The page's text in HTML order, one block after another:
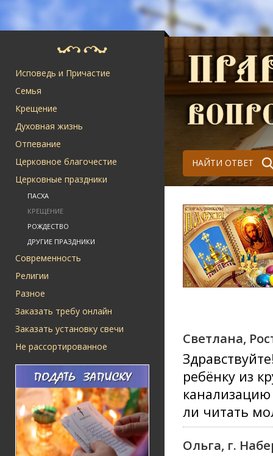
Исповедь и Причастие
Семья
Крещение
Духовная жизнь
Отпевание
Церковное благочестие
Церковные праздники
ПАСХА
КРЕЩЕНИЕ
РОЖДЕСТВО
ДРУГИЕ ПРАЗДНИКИ
Современность
Религии
Разное
Заказать требу онлайн
Заказать установку свечи
Не рассортированное
НАЙТИ ОТВЕТ
Светлана,
ребёнку из
ли читать
Ольга, г.